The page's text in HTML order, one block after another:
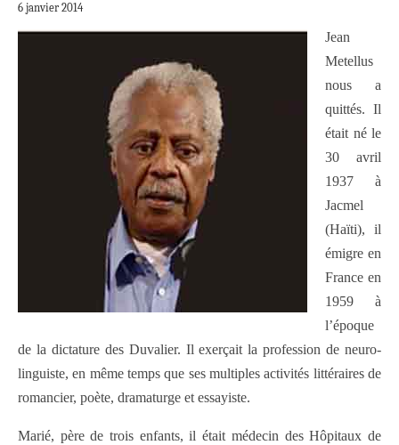
6 janvier 2014
Jean
Metellus
nous a
quittés. Il
était né le
30 avril
1937 à
Jacmel
(Haïti), il
émigre en
France en
1959 à
l’époque
de la dictature des Duvalier. Il exerçait la profession de neuro-
linguiste, en même temps que ses multiples activités littéraires de
romancier, poète, dramaturge et essayiste.
Marié, père de trois enfants, il était médecin des Hôpitaux de